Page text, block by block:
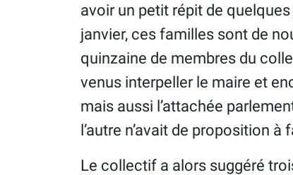
avoir un petit répit de
janvier, ces familles sont de
quinzaine de membres du
venus interpeller le maire et
mais aussi l’attachée
l’autre n’avait de proposition à
Le collectif a alors suggéré